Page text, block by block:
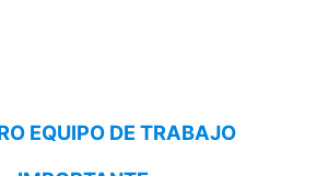
EQUIPO DE TRABAJO